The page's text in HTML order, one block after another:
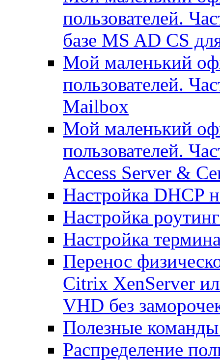
пользователей.
базе MS AD CS
Мой маленький
пользователей.
Mailbox
Мой маленький
пользователей.
Access Server &
Настройка DHCP
Настройка
Настройка
Перенос
Citrix XenServer
VHD без
Полезные
Распределение